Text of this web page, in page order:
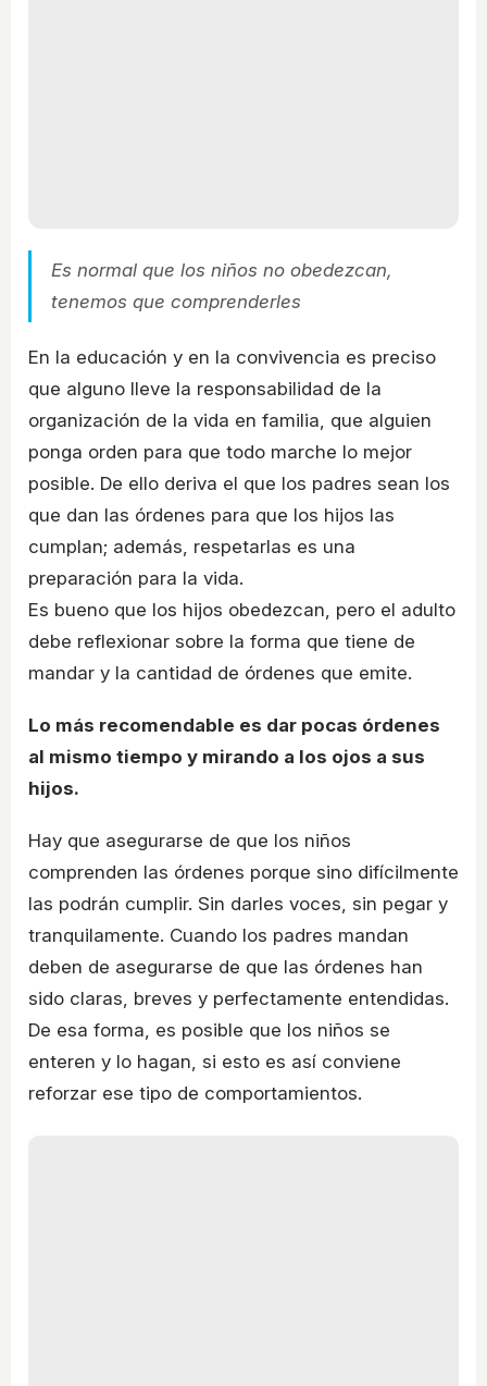
Es normal que los niños no obedezcan,
tenemos que comprenderles
En la educación y en la convivencia es preciso
que alguno lleve la responsabilidad de la
organización de la vida en familia, que alguien
ponga orden para que todo marche lo mejor
posible. De ello deriva el que los padres sean los
que dan las órdenes para que los hijos las
cumplan; además, respetarlas es una
preparación para la vida.
Es bueno que los hijos obedezcan, pero el adulto
debe reflexionar sobre la forma que tiene de
mandar y la cantidad de órdenes que emite.
Lo más recomendable es dar pocas órdenes
al mismo tiempo y mirando a los ojos a sus
hijos.
Hay que asegurarse de que los niños
comprenden las órdenes porque sino difícilmente
las podrán cumplir. Sin darles voces, sin pegar y
tranquilamente. Cuando los padres mandan
deben de asegurarse de que las órdenes han
sido claras, breves y perfectamente entendidas.
De esa forma, es posible que los niños se
enteren y lo hagan, si esto es así conviene
reforzar ese tipo de comportamientos.